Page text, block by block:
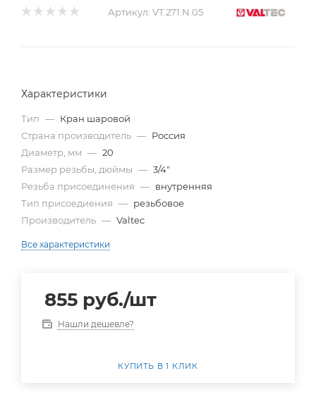
Артикул: VT.271.N.05
Характеристики
Тип — Кран шаровой
Страна производитель — Россия
Диаметр, мм — 20
Размер резьбы, дюймы — 3/4"
Резьба присоединения — внутренняя
Тип присоедиения — резьбовое
Производитель — Valtec
Все характеристики
855 руб./шт
Нашли дешевле?
КУПИТЬ В 1 КЛИК